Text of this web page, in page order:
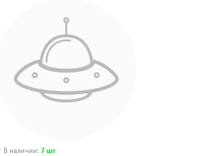
В наличии:7 шт